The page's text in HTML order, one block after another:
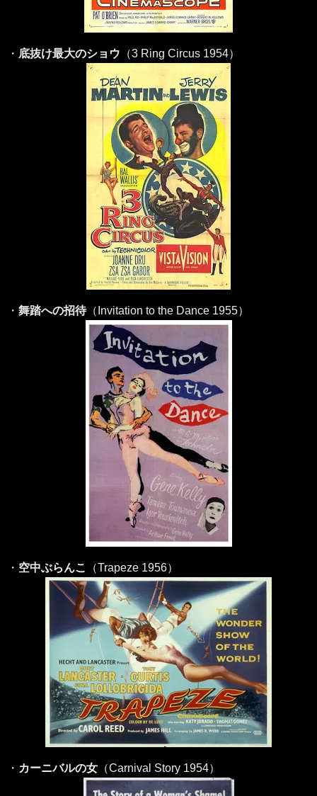
・ 底抜け最大のショウ （3 Ring Circus 1954）
・ 舞踏への招待（Invitation to the Dance 1955）
・ 空中ぶらんこ （Trapeze 1956）
・ カーニバルの女 （Carnival Story 1954）